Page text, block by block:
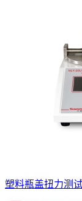
塑料瓶盖扭力测